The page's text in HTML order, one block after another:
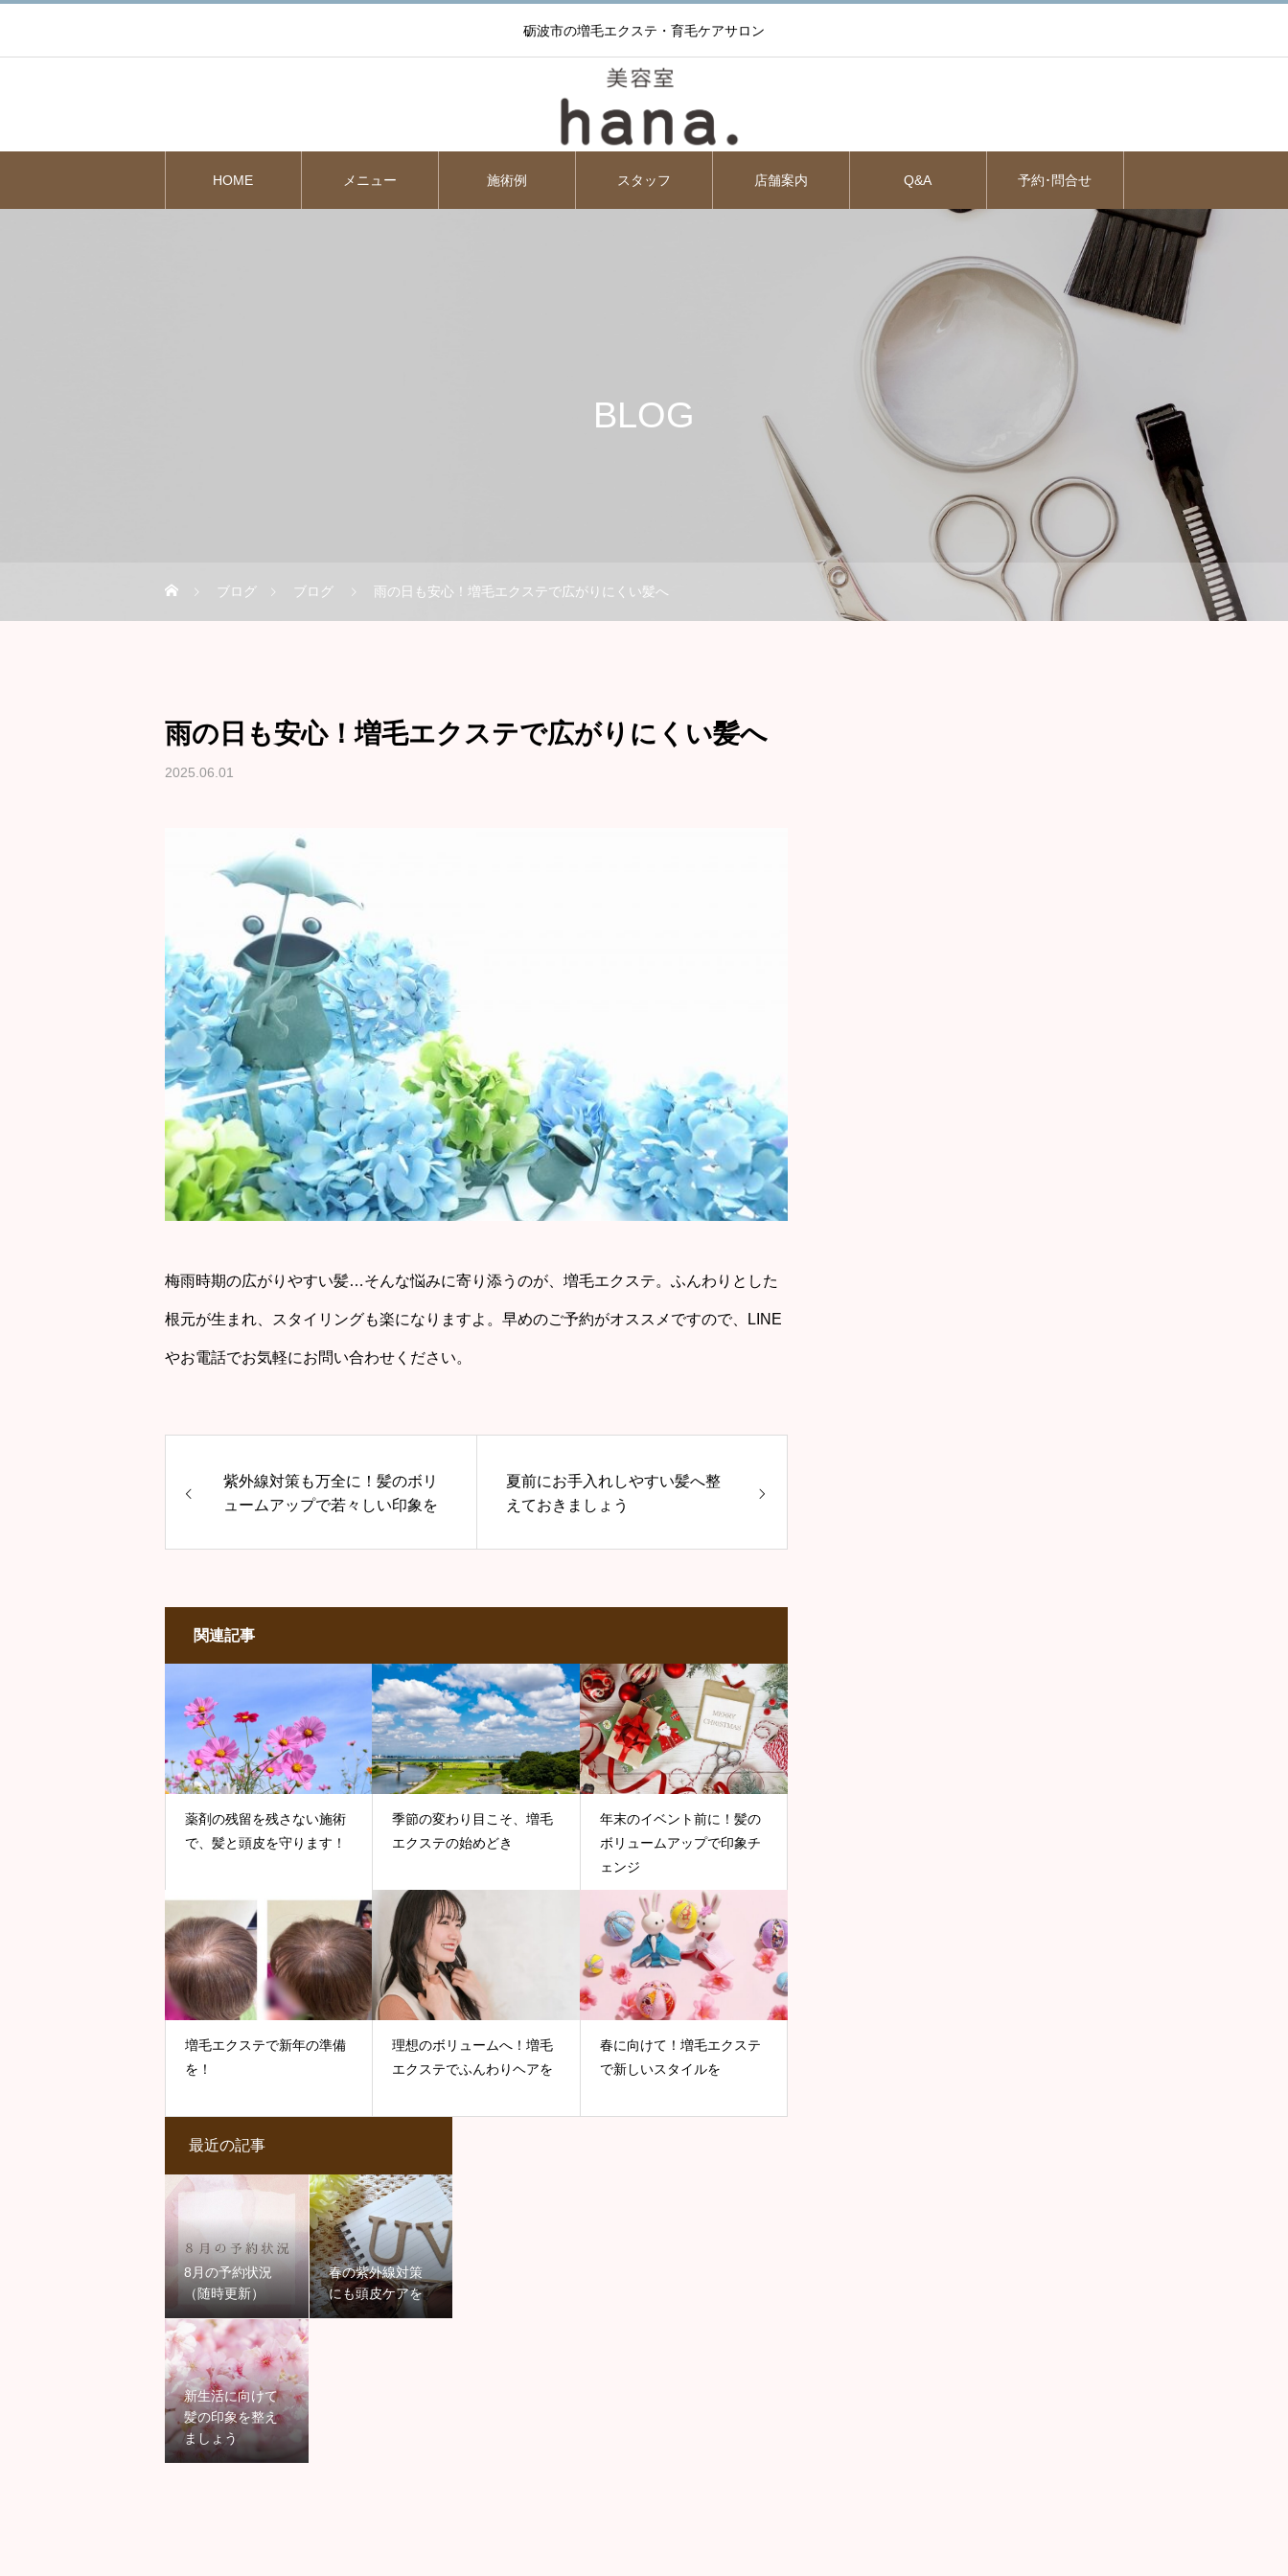
砺波市の増毛エクステ・育毛ケアサロン
HOME メニュー 施術例 スタッフ 店舗案内 Q&A 予約･問合せ
BLOG
ブログ ブログ 雨の日も安心！増毛エクステで広がりにくい髪へ
雨の日も安心！増毛エクステで広がりにくい髪へ
2025.06.01
梅雨時期の広がりやすい髪…そんな悩みに寄り添うのが、増毛エクステ。ふんわりとした
根元が生まれ、スタイリングも楽になりますよ。早めのご予約がオススメですので、LINE
やお電話でお気軽にお問い合わせください。
紫外線対策も万全に！髪のボリ
ュームアップで若々しい印象を
夏前にお手入れしやすい髪へ整
えておきましょう
関連記事
薬剤の残留を残さない施術
で、髪と頭皮を守ります！
季節の変わり目こそ、増毛
エクステの始めどき
年末のイベント前に！髪の
ボリュームアップで印象チ
ェンジ
増毛エクステで新年の準備
を！
理想のボリュームへ！増毛
エクステでふんわりヘアを
春に向けて！増毛エクステ
で新しいスタイルを
最近の記事
8月の予約状況
（随時更新）
春の紫外線対策
にも頭皮ケアを
新生活に向けて
髪の印象を整え
ましょう